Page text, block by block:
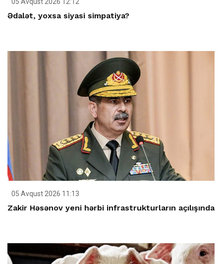
Ədalət, yoxsa siyasi simpatiya?
05 Avqust 2026 11:13
Zakir Həsənov yeni hərbi infrastrukturların açılışında